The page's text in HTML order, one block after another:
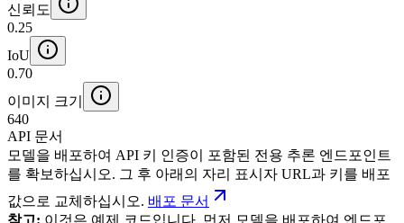
신뢰도
0.25
IoU
0.70
이미지 크기
640
API 문서
모델을 배포하여 API 키 인증이 포함된 전용 추론 엔드포인트
를 확보하십시오. 그 후 아래의 자리 표시자 URL과 키를 배포
값으로 교체하십시오. 배포 문서
참고: 이것은 예제 코드입니다. 먼저 모델을 배포하여 엔드포